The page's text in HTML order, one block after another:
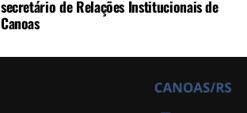
secretário de Relações Institucionais de
Canoas